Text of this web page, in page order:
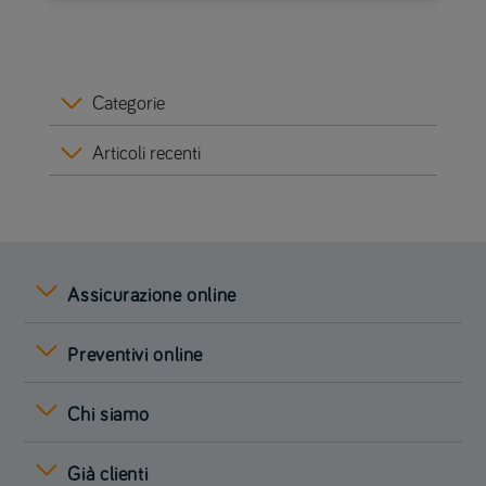
Categorie
Articoli recenti
Assicurazione online
Preventivi online
Chi siamo
Già clienti